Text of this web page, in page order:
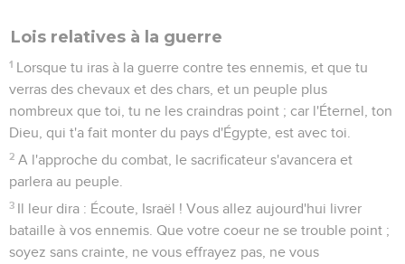
Lois relatives à la guerre
1 Lorsque tu iras à la guerre contre tes ennemis, et que tu
verras des chevaux et des chars, et un peuple plus
nombreux que toi, tu ne les craindras point ; car l'Éternel, ton
Dieu, qui t'a fait monter du pays d'Égypte, est avec toi.
2 A l'approche du combat, le sacrificateur s'avancera et
parlera au peuple.
3 Il leur dira : Écoute, Israël ! Vous allez aujourd'hui livrer
bataille à vos ennemis. Que votre coeur ne se trouble point ;
soyez sans crainte, ne vous effrayez pas, ne vous